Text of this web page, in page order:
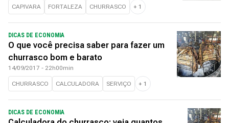
CAPIVARA FORTALEZA CHURRASCO + 1
DICAS DE ECONOMIA
O que você precisa saber para fazer um
churrasco bom e barato
14/09/2017 - 22h00min
CHURRASCO CALCULADORA SERVIÇO + 1
DICAS DE ECONOMIA